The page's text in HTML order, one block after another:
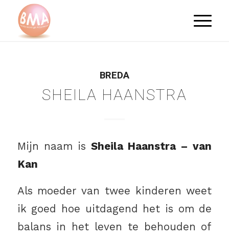
BREDA
SHEILA HAANSTRA
Mijn naam is Sheila Haanstra – van
Kan
Als moeder van twee kinderen weet
ik goed hoe uitdagend het is om de
balans in het leven te behouden of